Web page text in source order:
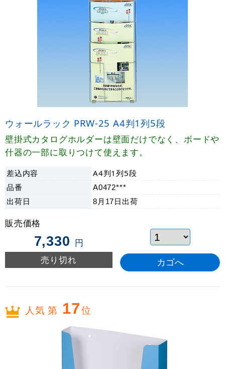
ウォールラック PRW-25 A4判1列5段
壁掛式カタログホルダーは壁面だけでなく、ボードや
什器の一部に取りつけて使えます。
差込内容
A4判1列5段
品番
A0472***
出荷日 8月17日 出荷
販売価格
7,330 円
売り切れ
人気 第 17位